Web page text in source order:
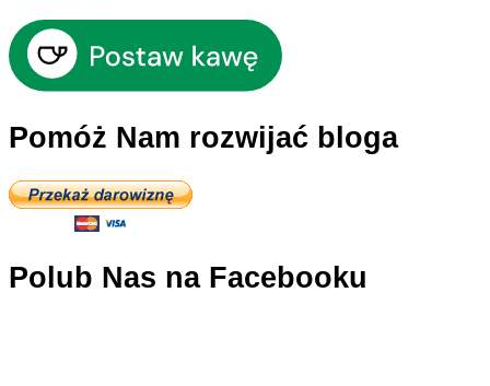
Pomóż Nam rozwijać bloga
Polub Nas na Facebooku